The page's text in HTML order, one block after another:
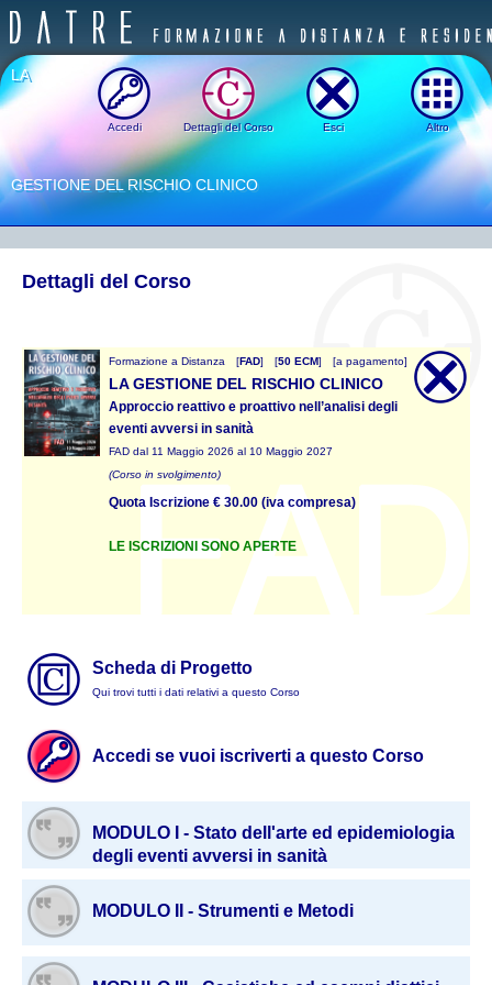
Accedi Dettagli del Corso Esci Altro
LA
GESTIONE DEL RISCHIO CLINICO
Dettagli del Corso
Formazione a Distanza [FAD] [50 ECM] [a pagamento]
LA GESTIONE DEL RISCHIO CLINICO
Approccio reattivo e proattivo nell’analisi degli
eventi avversi in sanità
FAD dal 11 Maggio 2026 al 10 Maggio 2027
(Corso in svolgimento)
Quota Iscrizione € 30.00 (iva compresa)
LE ISCRIZIONI SONO APERTE
Scheda di Progetto
Qui trovi tutti i dati relativi a questo Corso
Accedi se vuoi iscriverti a questo Corso
MODULO I - Stato dell'arte ed epidemiologia
degli eventi avversi in sanità
MODULO II - Strumenti e Metodi